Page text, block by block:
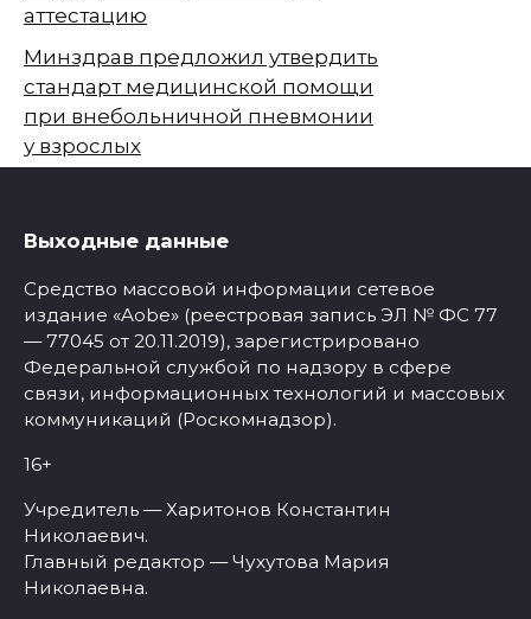
аттестацию
Минздрав предложил утвердить
стандарт медицинской помощи
при внебольничной пневмонии
у взрослых
Выходные данные
Средство массовой информации сетевое
издание «Aobe» (реестровая запись ЭЛ № ФС 77
— 77045 от 20.11.2019), зарегистрировано
Федеральной службой по надзору в сфере
связи, информационных технологий и массовых
коммуникаций (Роскомнадзор).
16+
Учредитель — Харитонов Константин
Николаевич.
Главный редактор — Чухутова Мария
Николаевна.